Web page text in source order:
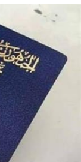
سياسة
إقتصاد
منوعات
كأس العالم